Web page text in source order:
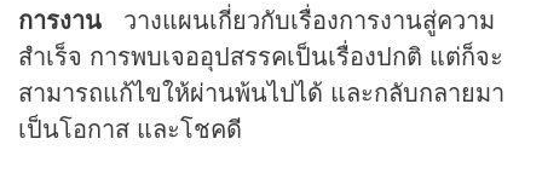
การงาน วางแผนเกี่ยวกับเรื่องการงานสู่ความ
สำเร็จ การพบเจออุปสรรคเป็นเรื่องปกติ แต่ก็จะ
สามารถแก้ไขให้ผ่านพ้นไปได้ และกลับกลายมา
เป็นโอกาส และโชคดี